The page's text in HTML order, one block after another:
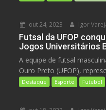
out 24, 2023 Igor
Futsal da UFOP
Jogos Universitários
A equipe de futsal
Ouro Preto (UFOP),
Destaque Esporte Futebol